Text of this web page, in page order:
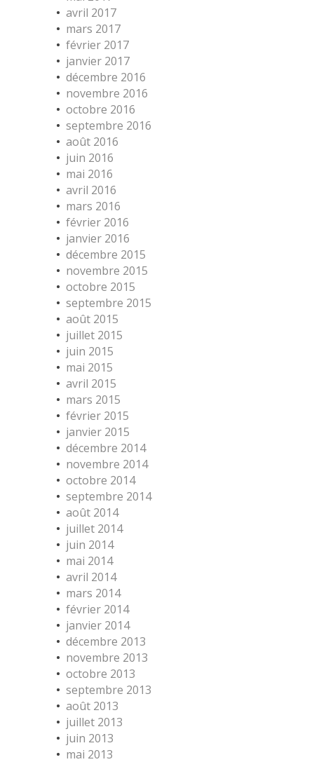
avril 2017
mars 2017
février 2017
janvier 2017
décembre 2016
novembre 2016
octobre 2016
septembre 2016
août 2016
juin 2016
mai 2016
avril 2016
mars 2016
février 2016
janvier 2016
décembre 2015
novembre 2015
octobre 2015
septembre 2015
août 2015
juillet 2015
juin 2015
mai 2015
avril 2015
mars 2015
février 2015
janvier 2015
décembre 2014
novembre 2014
octobre 2014
septembre 2014
août 2014
juillet 2014
juin 2014
mai 2014
avril 2014
mars 2014
février 2014
janvier 2014
décembre 2013
novembre 2013
octobre 2013
septembre 2013
août 2013
juillet 2013
juin 2013
mai 2013